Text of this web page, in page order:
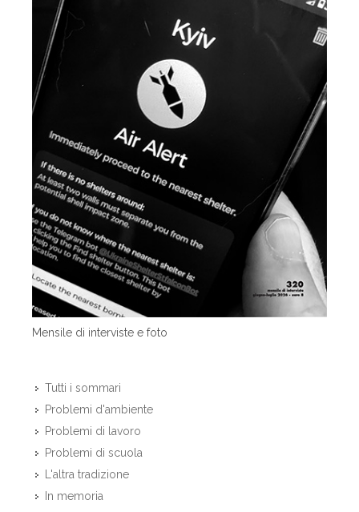
Mensile di interviste e foto
Tutti i sommari
Problemi d'ambiente
Problemi di lavoro
Problemi di scuola
L'altra tradizione
In memoria